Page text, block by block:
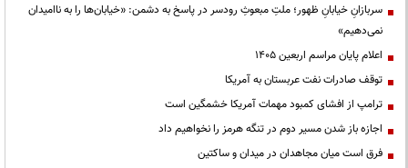
سربازانِ خیابانِ ظهور؛ ملتِ مبعوثِ رودسر در پاسخ به دشمن: «خیابان‌ها را به ناامیدان
نمی‌دهیم»
اعلام پایان مراسم اربعین ۱۴۰۵
توقف صادرات نفت عربستان به آمریکا
ترامپ از افشای کمبود مهمات آمریکا خشمگین است
اجازه باز شدن مسیر دوم در تنگه هرمز را نخواهیم داد
فرق است میان مجاهدان در میدان و ساکتین